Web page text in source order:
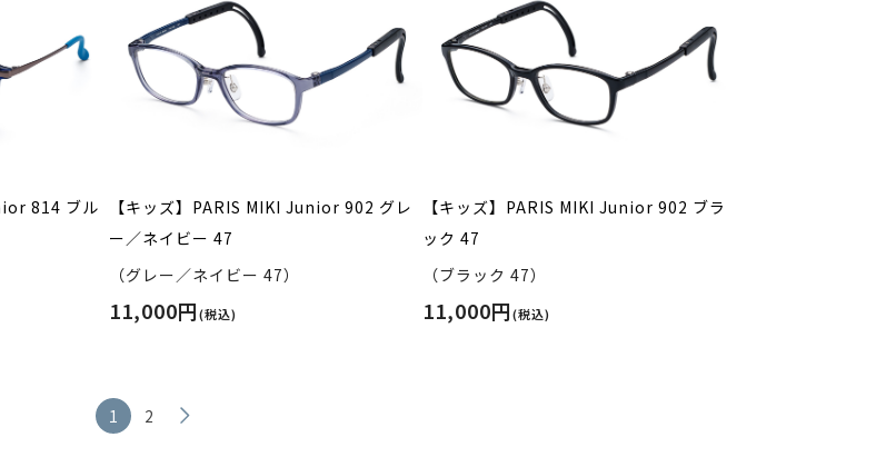
814 ブル
【キッズ】PARIS MIKI Junior 902 グレ
ー／ネイビー 47
（グレー／ネイビー 47）
11,000円(税込)
【キッズ】PARIS MIKI Junior 902 ブラ
ック 47
（ブラック 47）
11,000円(税込)
1 2